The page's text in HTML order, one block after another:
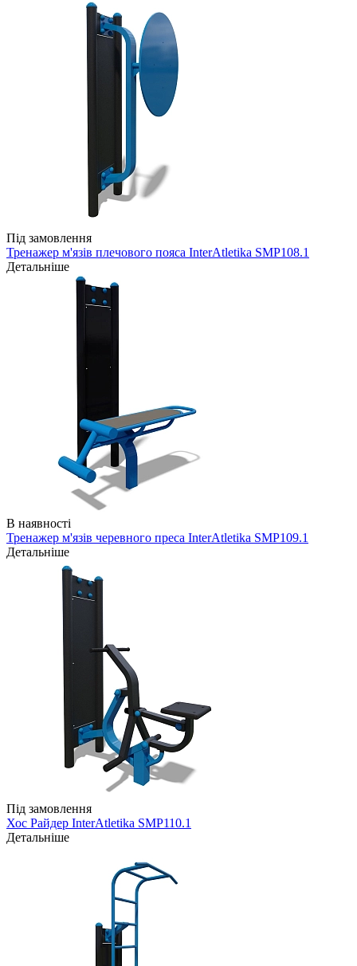
Під замовлення
Тренажер м'язів плечового пояса InterAtletika SMP108.1
Детальніше
В наявності
Тренажер м'язів черевного преса InterAtletika SMP109.1
Детальніше
Під замовлення
Хос Райдер InterAtletika SMP110.1
Детальніше